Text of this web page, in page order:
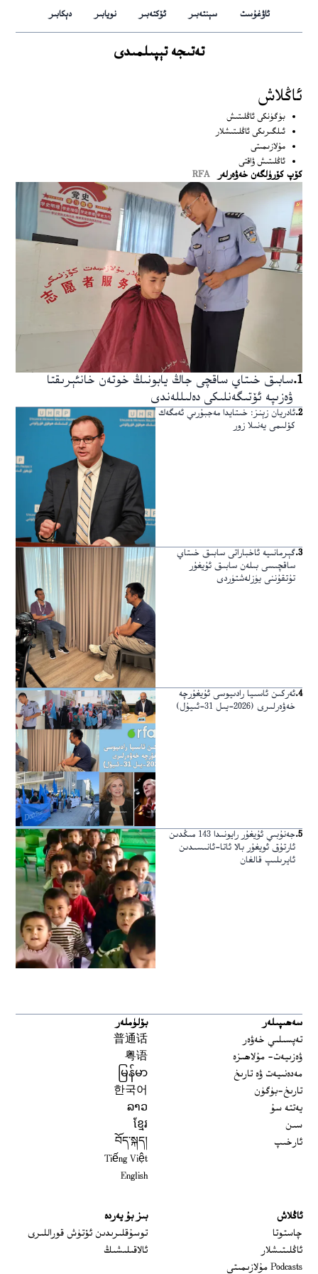
ئاۋغۇست سېنتەبىر ئۆكتەبىر نويابىر دېكابىر
تەتىجە تېپىلمىدى
ئاڭلاش
بۈگۈنكى ئاڭلىتىش
ئىلگىرىكى ئاڭلىتىشلار
مۇلازىمىتى
ئاڭلىتىش ۋاقتى
كۆپ كۆرۈلگەن خەۋەرلەر RFA
1
.سابىق خىتاي ساقچى جاڭ يابونىڭ خوتەن خانئېرىقتا
ۋەزىپە ئۆتىگەنلىكى دەلىللەندى
2
.ئادريان زېنز: خىتايدا مەجبۇرىي ئەمگەك
كۆلىمى يەنىلا زور
3
.گېرمانىيە ئاخباراتى سابىق خىتاي
ساقچىسى بىلەن سابىق ئۇيغۇر
تۇتقۇننى يۈزلەشتۈردى
4
.ئەركىن ئاسىيا رادىيوسى ئۇيغۇرچە
خەۋەرلىرى (2026-يىل 31-ئىيۇل)
5
.
جەنۇبىي ئۇيغۇر رايونىدا 143 مىڭدىن
ئارتۇق ئويغۇر بالا ئاتا-ئانىسىدىن
ئايرىلىپ قالغان
سەھىپىلەر
تەپسىلىي خەۋەر
ۋەزىيەت- مۇلاھىزە
مەدەنىيەت ۋە تارىخ
تارىخ-بۈگۈن
يەتتە سۇ
سىن
ئارخىپ
بۆلۈملەر
普通话
粤语
မြန်မာ
한국어
ລາວ
ខ្មែរ
བོད་སྐད།
Tiếng Việt
English
ئاڭلاش
چاستوتا
ئاڭلىتىشلار
Podcasts مۇلازىمىتى
بىز بۇ يەردە
توسۇقلىرىدىن ئۆتۈش قوراللىرى
ئالاقىلىشىڭ